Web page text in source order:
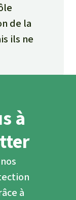
de la
ils ne
à
à